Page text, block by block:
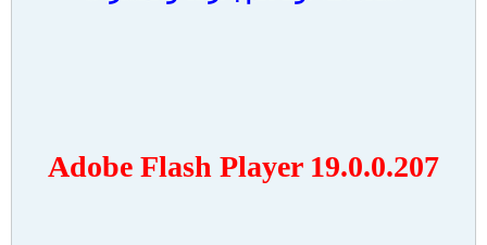
Adobe Flash Player 19.0.0.207